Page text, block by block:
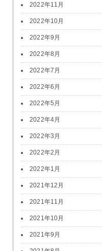
2022年11月
2022年10月
2022年9月
2022年8月
2022年7月
2022年6月
2022年5月
2022年4月
2022年3月
2022年2月
2022年1月
2021年12月
2021年11月
2021年10月
2021年9月